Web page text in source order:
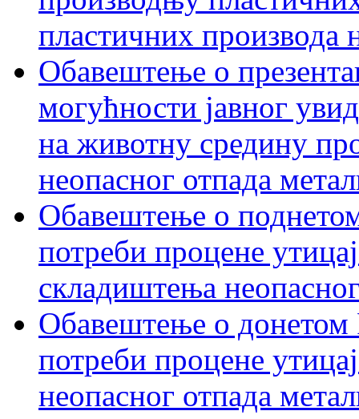
пластичних производа
Обавештење о
могућности јавног
на животну средину
неопасног отпада
Обавештење о
потреби процене
складиштења
Обавештење о
потреби процене
неопасног отпада